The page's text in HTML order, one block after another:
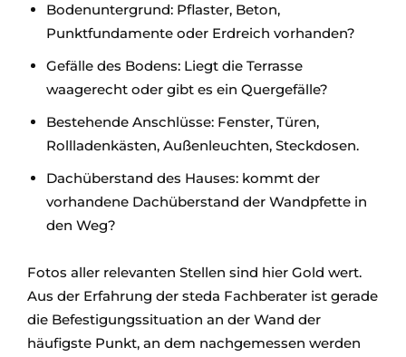
Bodenuntergrund: Pflaster, Beton,
Punktfundamente oder Erdreich vorhanden?
Gefälle des Bodens: Liegt die Terrasse
waagerecht oder gibt es ein Quergefälle?
Bestehende Anschlüsse: Fenster, Türen,
Rollladenkästen, Außenleuchten, Steckdosen.
Dachüberstand des Hauses: kommt der
vorhandene Dachüberstand der Wandpfette in
den Weg?
Fotos aller relevanten Stellen sind hier Gold wert.
Aus der Erfahrung der steda Fachberater ist gerade
die Befestigungssituation an der Wand der
häufigste Punkt, an dem nachgemessen werden